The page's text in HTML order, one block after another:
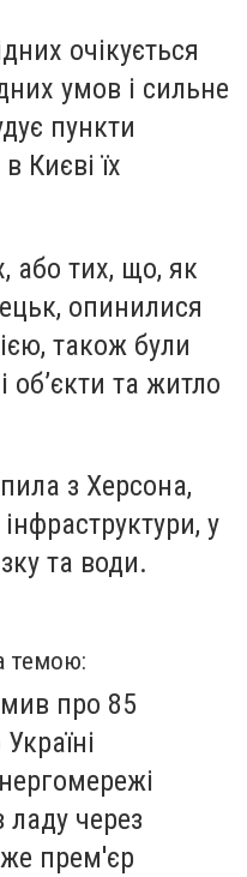
очікується
умов і сильне
пункти
Києві їх
або тих, що, як
опинилися
також були
об’єкти та житло
з Херсона,
у
та води.
темою:
про 85
ладу через
прем'єр